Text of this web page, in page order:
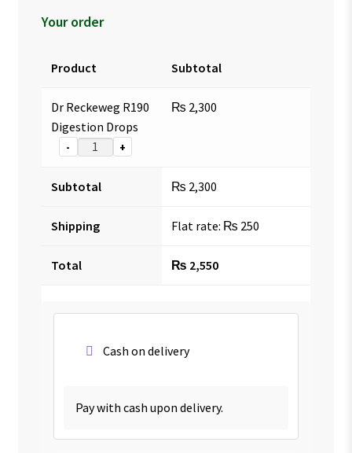
Your order
Product Subtotal
Dr Reckeweg R190
Digestion Drops
- +
₨ 2,300
Subtotal ₨ 2,300
Shipping Flat rate: ₨ 250
Total ₨ 2,550
Cash on delivery
Pay with cash upon delivery.